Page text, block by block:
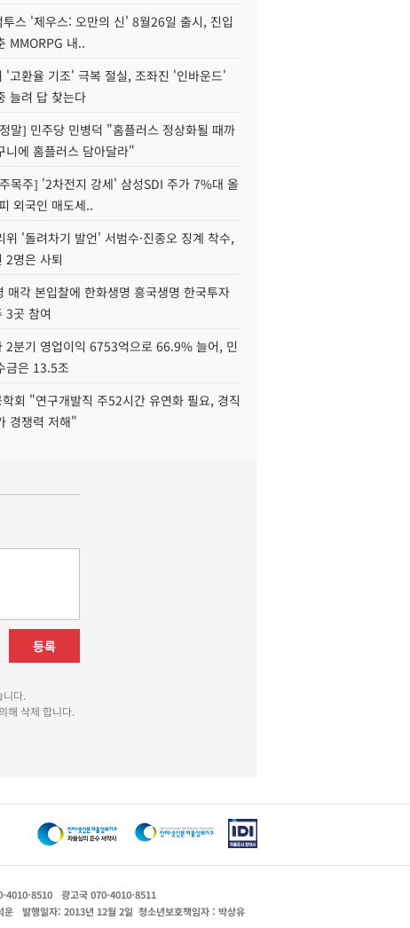
스 '제우스: 오만의 신' 8월26일 출시, 진입
MMORPG 내..
'고환율 기조' 극복 절실, 조좌진 '인바운드'
늘려 답 찾는다
말] 민주당 민병덕 "홈플러스 정상화될 때까
니에 홈플러스 담아달라"
목주] '2차전지 강세' 삼성SDI 주가 7%대 올
외국인 매도세..
위 '돌려차기 발언' 서범수·진종오 징계 착수,
2명은 사퇴
매각 본입찰에 한화생명 흥국생명 한국투자
3곳 참여
2분기 영업이익 6753억으로 66.9% 늘어, 민
금은 13.5조
학회 "연구개발직 주52시간 유연화 필요, 경직
경쟁력 저해"
등록
다.
해 삭제 합니다.
4010-8510
광고국 070-4010-8511
운 발행일자: 2013년 12월 2일 청소년보호책임자 : 박상유